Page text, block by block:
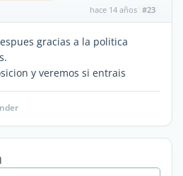
hace 14 años #23
gracias a la politica
y veremos si entrais